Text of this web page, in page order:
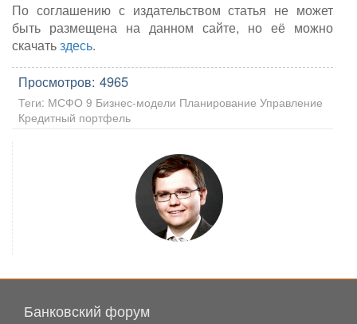
По соглашению с издательством статья не может
быть размещена на данном сайте, но её можно
скачатьздесь.
Просмотров: 4965
Теги: МСФО 9 Бизнес-модели Планирование Управление
Кредитный портфель
Банковский форум